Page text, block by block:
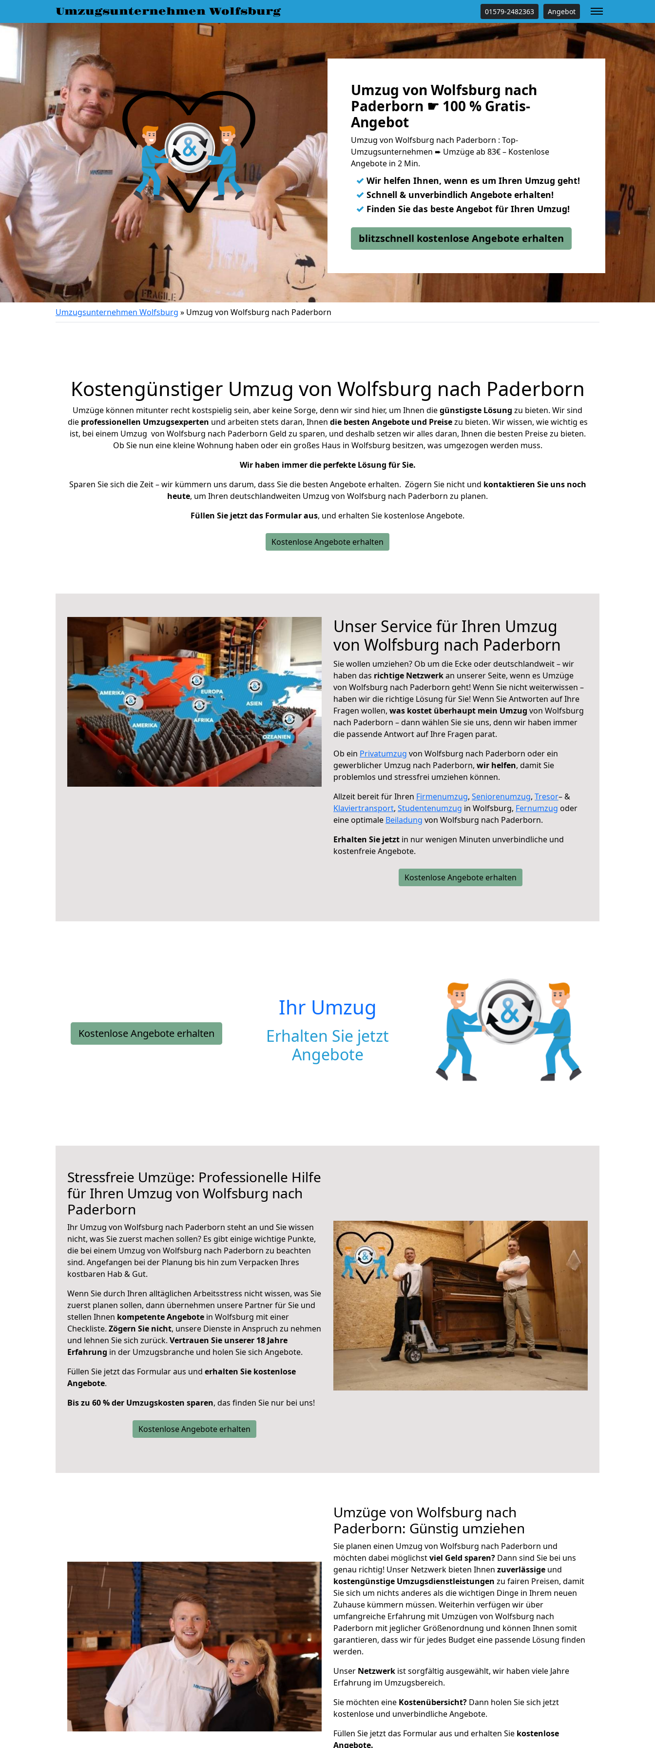
Umzugsunternehmen Wolfsburg 01579-2482363 Angebot
Umzug von Wolfsburg nach
Paderborn ☛ 100 % Gratis-
Angebot
Umzug von Wolfsburg nach Paderborn : Top-
Umzugsunternehmen ➨ Umzüge ab 83€ – Kostenlose
Angebote in 2 Min.
✓ Wir helfen Ihnen, wenn es um Ihren Umzug geht!
✓ Schnell & unverbindlich Angebote erhalten!
✓ Finden Sie das beste Angebot für Ihren Umzug!
blitzschnell kostenlose Angebote erhalten
Umzugsunternehmen Wolfsburg » Umzug von Wolfsburg nach Paderborn
Kostengünstiger Umzug von Wolfsburg nach Paderborn
Umzüge können mitunter recht kostspielig sein, aber keine Sorge, denn wir sind hier, um Ihnen diegünstigste Lösung zu bieten. Wir sind
die professionellen Umzugsexperten und arbeiten stets daran, Ihnen die besten Angebote und Preisezu bieten. Wir wissen, wie wichtig es
ist, bei einem Umzug von Wolfsburg nach Paderborn Geld zu sparen, und deshalb setzen wir alles daran, Ihnen die besten Preise zu bieten.
Ob Sie nun eine kleine Wohnung haben oder ein großes Haus in Wolfsburg besitzen, was umgezogen werden muss.
Wir haben immer die perfekte Lösung für Sie.
Sparen Sie sich die Zeit – wir kümmern uns darum, dass Sie die besten Angebote erhalten. Zögern Sie nicht und kontaktieren Sie uns noch
heute, um Ihren deutschlandweiten Umzug von Wolfsburg nach Paderborn zu planen.
Füllen Sie jetzt das Formular aus, und erhalten Sie kostenlose Angebote.
Kostenlose Angebote erhalten
Unser Service für Ihren Umzug
von Wolfsburg nach Paderborn
Sie wollen umziehen? Ob um die Ecke oder deutschlandweit – wir
haben das richtige Netzwerkan unserer Seite, wenn es Umzüge
von Wolfsburg nach Paderborn geht! Wenn Sie nicht weiterwissen –
haben wir die richtige Lösung für Sie! Wenn Sie Antworten auf Ihre
Fragen wollen, was kostet überhaupt mein Umzug von Wolfsburg
nach Paderborn – dann wählen Sie sie uns, denn wir haben immer
die passende Antwort auf Ihre Fragen parat.
Ob ein Privatumzug von Wolfsburg nach Paderborn oder ein
gewerblicher Umzug nach Paderborn, wir helfen, damit Sie
problemlos und stressfrei umziehen können.
Allzeit bereit für Ihren Firmenumzug, Seniorenumzug, Tresor– &
Klaviertransport, Studentenumzug in Wolfsburg, Fernumzug oder
eine optimale Beiladung von Wolfsburg nach Paderborn.
Erhalten Sie jetzt in nur wenigen Minuten unverbindliche und
kostenfreie Angebote.
Kostenlose Angebote erhalten
Kostenlose Angebote erhalten
Ihr Umzug
Erhalten Sie jetzt
Angebote
Stressfreie Umzüge: Professionelle Hilfe
für Ihren Umzug von Wolfsburg nach
Paderborn
Ihr Umzug von Wolfsburg nach Paderborn steht an und Sie wissen
nicht, was Sie zuerst machen sollen? Es gibt einige wichtige Punkte,
die bei einem Umzug von Wolfsburg nach Paderborn zu beachten
sind. Angefangen bei der Planung bis hin zum Verpacken Ihres
kostbaren Hab & Gut.
Wenn Sie durch Ihren alltäglichen Arbeitsstress nicht wissen, was Sie
zuerst planen sollen, dann übernehmen unsere Partner für Sie und
stellen Ihnen kompetente Angebote in Wolfsburg mit einer
Checkliste. Zögern Sie nicht, unsere Dienste in Anspruch zu nehmen
und lehnen Sie sich zurück. Vertrauen Sie unserer 18 Jahre
Erfahrung in der Umzugsbranche und holen Sie sich Angebote.
Füllen Sie jetzt das Formular aus und erhalten Sie kostenlose
Angebote.
Bis zu 60 % der Umzugskosten sparen, das finden Sie nur bei uns!
Kostenlose Angebote erhalten
Umzüge von Wolfsburg nach
Paderborn: Günstig umziehen
Sie planen einen Umzug von Wolfsburg nach Paderborn und
möchten dabei möglichstviel Geld sparen? Dann sind Sie bei uns
genau richtig! Unser Netzwerk bieten Ihnen zuverlässige und
kostengünstige Umzugsdienstleistungen zu fairen Preisen, damit
Sie sich um nichts anderes als die wichtigen Dinge in Ihrem neuen
Zuhause kümmern müssen. Weiterhin verfügen wir über
umfangreiche Erfahrung mit Umzügen von Wolfsburg nach
Paderborn mit jeglicher Größenordnung und können Ihnen somit
garantieren, dass wir für jedes Budget eine passende Lösung finden
werden.
Unser Netzwerk ist sorgfältig ausgewählt, wir haben viele Jahre
Erfahrung im Umzugsbereich.
Sie möchten eine Kostenübersicht? Dann holen Sie sich jetzt
kostenlose und unverbindliche Angebote.
Füllen Sie jetzt das Formular aus und erhalten Sie kostenlose
Angebote.